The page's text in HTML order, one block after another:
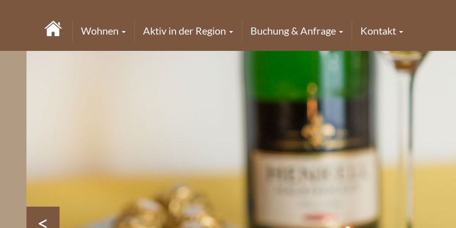
Wohnen Aktiv in der Region Buchung & Anfrage Kontakt
<